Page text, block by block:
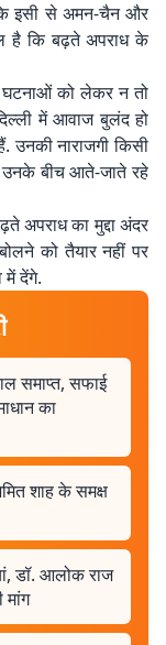
इसी से अमन-चैन और
है कि बढ़ते अपराध के
घटनाओं को लेकर न तो
में आवाज बुलंद हो
उनकी नाराजगी किसी
बीच आते-जाते रहे
अपराध का मुद्दा अंदर
को तैयार नहीं पर
में देंगे.
समाप्त, सफाई
का
शाह के समक्ष
डॉ. आलोक राज